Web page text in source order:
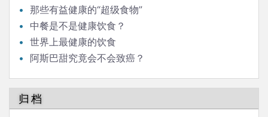
那些有益健康的“超级食物”
中餐是不是健康饮食？
世界上最健康的饮食
阿斯巴甜究竟会不会致癌？
归档